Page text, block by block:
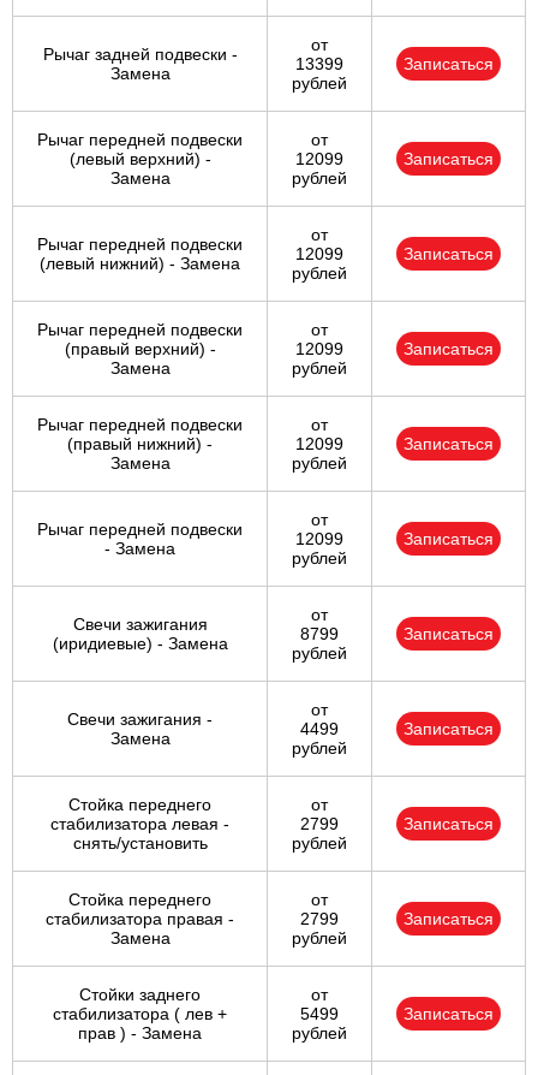
Рычаг задней подвески -
Замена
от
13399
рублей
Записаться
Рычаг передней подвески
(левый верхний) -
Замена
от
12099
рублей
Записаться
Рычаг передней подвески
(левый нижний) - Замена
от
12099
рублей
Записаться
Рычаг передней подвески
(правый верхний) -
Замена
от
12099
рублей
Записаться
Рычаг передней подвески
(правый нижний) -
Замена
от
12099
рублей
Записаться
Рычаг передней подвески
- Замена
от
12099
рублей
Записаться
Свечи зажигания
(иридиевые) - Замена
от
8799
рублей
Записаться
Свечи зажигания -
Замена
от
4499
рублей
Записаться
Стойка переднего
стабилизатора левая -
снять/установить
от
2799
рублей
Записаться
Стойка переднего
стабилизатора правая -
Замена
от
2799
рублей
Записаться
Стойки заднего
стабилизатора ( лев +
прав ) - Замена
от
5499
рублей
Записаться